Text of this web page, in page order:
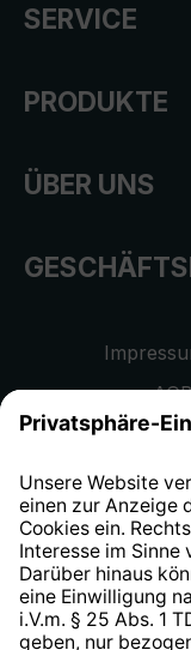
SERVICE
PRODUKTE
ÜBER UNS